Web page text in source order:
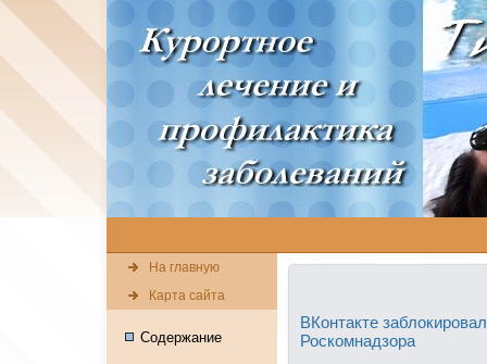
На главную
Карта сайта
Содержание
ВКонтакте
Роскомнадзора